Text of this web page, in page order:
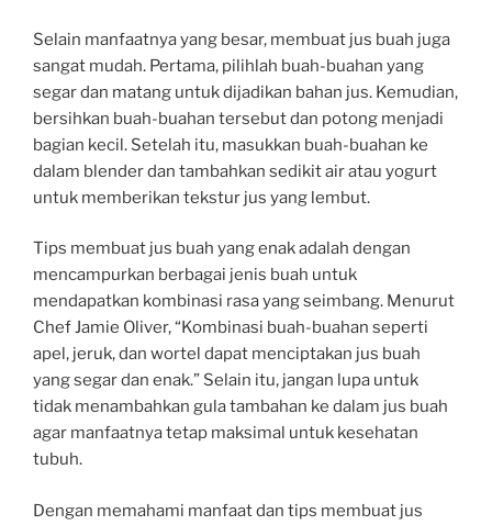
Selain manfaatnya yang besar, membuat jus buah juga
sangat mudah. Pertama, pilihlah buah-buahan yang
segar dan matang untuk dijadikan bahan jus. Kemudian,
bersihkan buah-buahan tersebut dan potong menjadi
bagian kecil. Setelah itu, masukkan buah-buahan ke
dalam blender dan tambahkan sedikit air atau yogurt
untuk memberikan tekstur jus yang lembut.
Tips membuat jus buah yang enak adalah dengan
mencampurkan berbagai jenis buah untuk
mendapatkan kombinasi rasa yang seimbang. Menurut
Chef Jamie Oliver, “Kombinasi buah-buahan seperti
apel, jeruk, dan wortel dapat menciptakan jus buah
yang segar dan enak.” Selain itu, jangan lupa untuk
tidak menambahkan gula tambahan ke dalam jus buah
agar manfaatnya tetap maksimal untuk kesehatan
tubuh.
Dengan memahami manfaat dan tips membuat jus